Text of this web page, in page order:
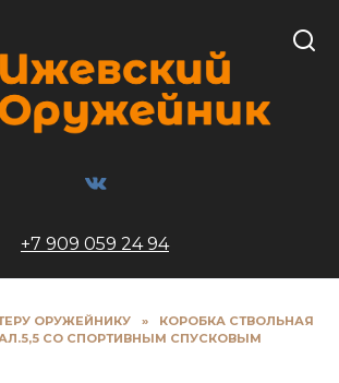
+7 909 059 24 94
ОРУЖЕЙНИКУ »
КОРОБКА СТВОЛЬНАЯ
КАЛ.5,5 СО СПОРТИВНЫМ СПУСКОВЫМ